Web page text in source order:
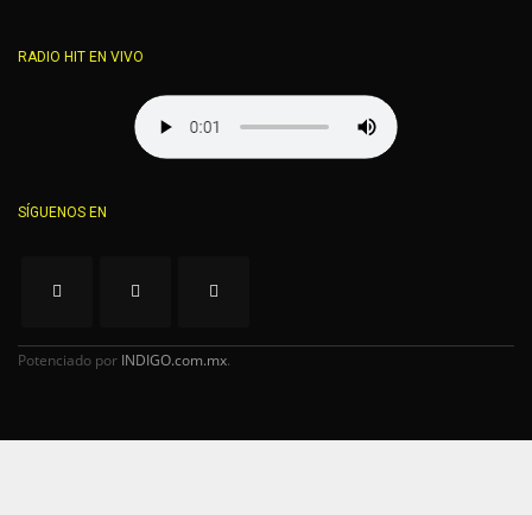
RADIO HIT EN VIVO
SÍGUENOS EN
Potenciado por INDIGO.com.mx.